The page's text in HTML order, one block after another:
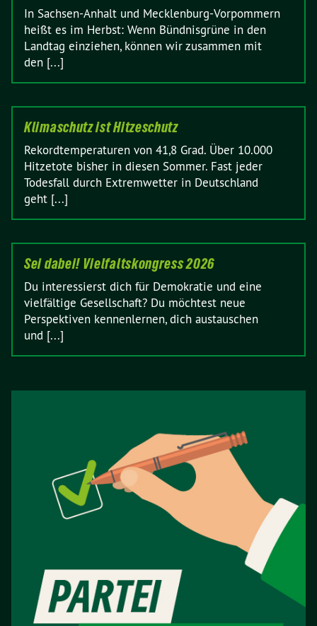
In Sachsen-Anhalt und Mecklenburg-Vorpommern
heißt es im Herbst: Wenn Bündnisgrüne in den
Landtag einziehen, können wir zusammen mit
den [...]
Klimaschutz ist Hitzeschutz
Rekordtemperaturen von 41,8 Grad. Über 10.000
Hitzetote bisher in diesen Sommer. Fast jeder
Todesfall durch Extremwetter in Deutschland
geht [...]
Sei dabei! Vielfaltskongress 2026
Du interessierst dich für Demokratie und eine
vielfältige Gesellschaft? Du möchtest neue
Perspektiven kennenlernen, dich austauschen
und [...]